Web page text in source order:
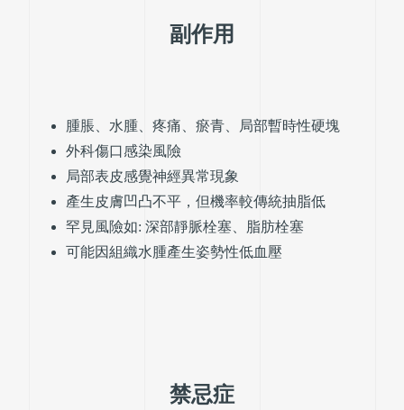
副作用
腫脹、水腫、疼痛、瘀青、局部暫時性硬塊
外科傷口感染風險
局部表皮感覺神經異常現象
產生皮膚凹凸不平，但機率較傳統抽脂低
罕見風險如: 深部靜脈栓塞、脂肪栓塞
可能因組織水腫產生姿勢性低血壓
禁忌症